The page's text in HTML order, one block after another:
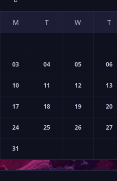
03 04 05 06
10 11 12 13
17 18 19 20
24 25 26 27
31